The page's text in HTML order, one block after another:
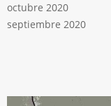
octubre 2020
septiembre 2020